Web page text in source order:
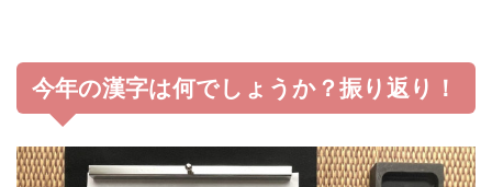
今年の漢字は何でしょうか？振り返り！